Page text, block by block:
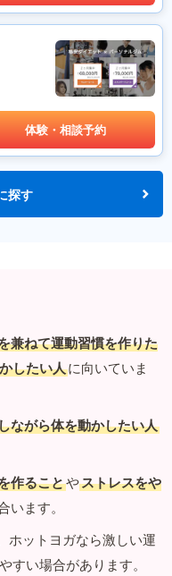
体験・相談予約
探す
兼ねて運動習慣を作りた
したい人に向いていま
ながら体を動かしたい人
作ることやストレスをや
います。
ホットヨガなら激しい運
すい場合があります。